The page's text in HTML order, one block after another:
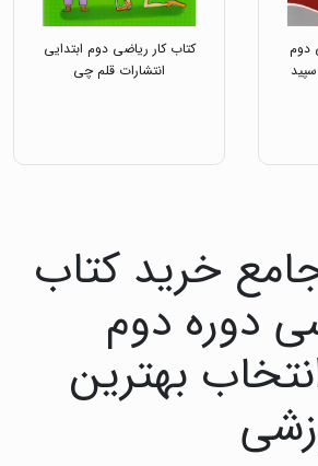
دوم
کتاب کار ریاضی دوم ابتدایی
انتشارات قلم چی
خرید کتاب
دوره دوم
بهترین